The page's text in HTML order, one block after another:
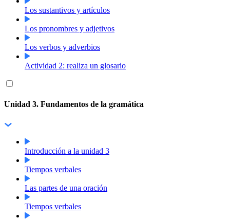
Los sustantivos y artículos
Los pronombres y adjetivos
Los verbos y adverbios
Actividad 2: realiza un glosario
Unidad 3. Fundamentos de la gramática
Introducción a la unidad 3
Tiempos verbales
Las partes de una oración
Tiempos verbales